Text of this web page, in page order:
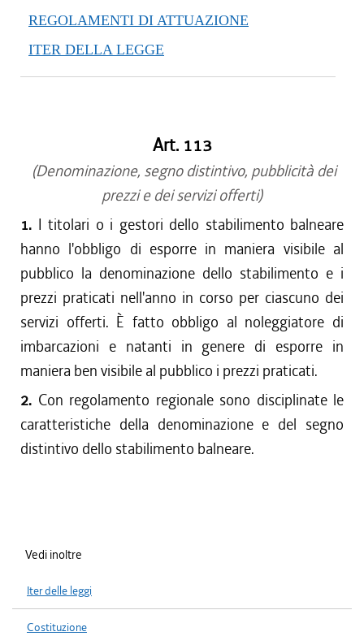
REGOLAMENTI DI ATTUAZIONE
ITER DELLA LEGGE
Art. 113
(Denominazione, segno distintivo, pubblicità dei
prezzi e dei servizi offerti)
1. I titolari o i gestori dello stabilimento balneare
hanno l'obbligo di esporre in maniera visibile al
pubblico la denominazione dello stabilimento e i
prezzi praticati nell'anno in corso per ciascuno dei
servizi offerti. È fatto obbligo al noleggiatore di
imbarcazioni e natanti in genere di esporre in
maniera ben visibile al pubblico i prezzi praticati.
2. Con regolamento regionale sono disciplinate le
caratteristiche della denominazione e del segno
distintivo dello stabilimento balneare.
Vedi inoltre
Iter delle leggi
Costituzione